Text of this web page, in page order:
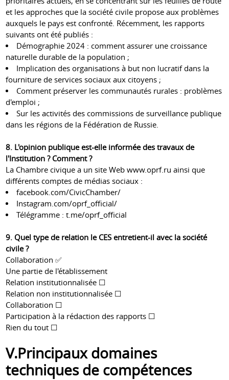
et les approches que la société civile propose aux problèmes
auxquels le pays est confronté. Récemment, les rapports
suivants ont été publiés :
Démographie 2024 : comment assurer une croissance
naturelle durable de la population ;
Implication des organisations à but non lucratif dans la
fourniture de services sociaux aux citoyens ;
Comment préserver les communautés rurales : problèmes
d'emploi ;
Sur les activités des commissions de surveillance publique
dans les régions de la Fédération de Russie.
8. L'opinion publique est-elle informée des travaux de
l'Institution ? Comment ?
La Chambre civique a un site Web www.oprf.ru ainsi que
différents comptes de médias sociaux :
facebook.com/CivicChamber/
Instagram.com/oprf_official/
Télégramme : t.me/oprf_official
9. Quel type de relation le CES entretient-il avec la société
civile ?
Collaboration ✅
Une partie de l'établissement
Relation institutionnalisée ☐
Relation non institutionnalisée ☐
Collaboration ☐
Participation à la rédaction des rapports ☐
Rien du tout ☐
V.Principaux domaines
techniques de compétences